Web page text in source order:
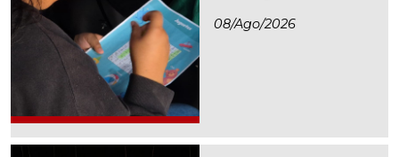
08/ago/2026